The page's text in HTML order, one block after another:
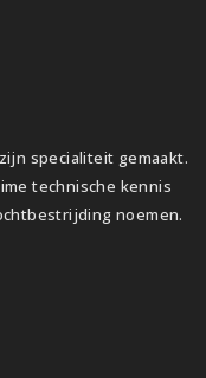
specialiteit gemaakt.
technische kennis
noemen.